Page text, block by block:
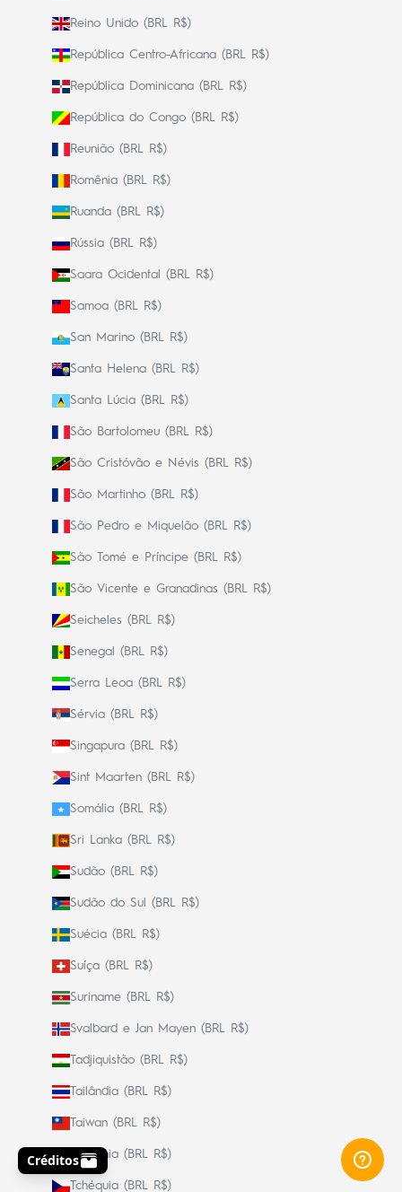
Reino Unido (BRL R$)
República Centro-Africana (BRL R$)
República Dominicana (BRL R$)
República do Congo (BRL R$)
Reunião (BRL R$)
Romênia (BRL R$)
Ruanda (BRL R$)
Rússia (BRL R$)
Saara Ocidental (BRL R$)
Samoa (BRL R$)
San Marino (BRL R$)
Santa Helena (BRL R$)
Santa Lúcia (BRL R$)
São Bartolomeu (BRL R$)
São Cristóvão e Névis (BRL R$)
São Martinho (BRL R$)
São Pedro e Miquelão (BRL R$)
São Tomé e Príncipe (BRL R$)
São Vicente e Granadinas (BRL R$)
Seicheles (BRL R$)
Senegal (BRL R$)
Serra Leoa (BRL R$)
Sérvia (BRL R$)
Singapura (BRL R$)
Sint Maarten (BRL R$)
Somália (BRL R$)
Sri Lanka (BRL R$)
Sudão (BRL R$)
Sudão do Sul (BRL R$)
Suécia (BRL R$)
Suíça (BRL R$)
Suriname (BRL R$)
Svalbard e Jan Mayen (BRL R$)
Tadjiquistão (BRL R$)
Tailândia (BRL R$)
Taiwan (BRL R$)
Tanzânia (BRL R$)
Tchéquia (BRL R$)